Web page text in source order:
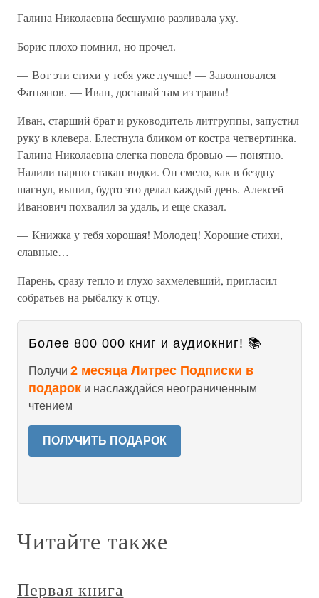
Галина Николаевна бесшумно разливала уху.
Борис плохо помнил, но прочел.
— Вот эти стихи у тебя уже лучше! — Заволновался
Фатьянов. — Иван, доставай там из травы!
Иван, старший брат и руководитель литгруппы, запустил
руку в клевера. Блестнула бликом от костра четвертинка.
Галина Николаевна слегка повела бровью — понятно.
Налили парню стакан водки. Он смело, как в бездну
шагнул, выпил, будто это делал каждый день. Алексей
Иванович похвалил за удаль, и еще сказал.
— Книжка у тебя хорошая! Молодец! Хорошие стихи,
славные…
Парень, сразу тепло и глухо захмелевший, пригласил
собратьев на рыбалку к отцу.
Более 800 000 книг и аудиокниг! 📚
Получи 2 месяца Литрес Подписки в
подарок и наслаждайся неограниченным
чтением
ПОЛУЧИТЬ ПОДАРОК
Читайте также
Первая книга